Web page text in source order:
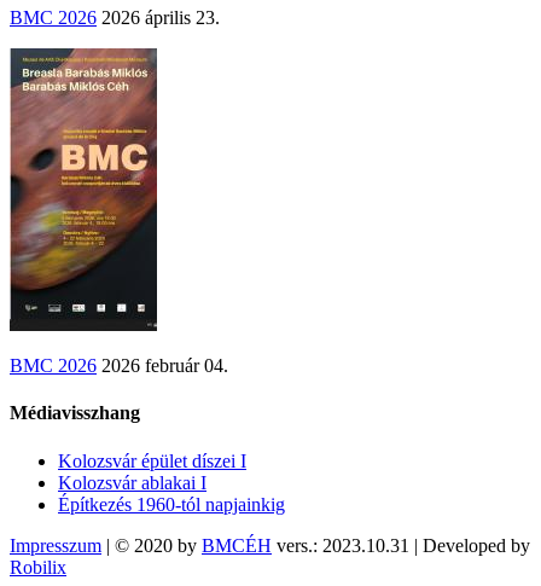
BMC 2026 2026 április 23.
BMC 2026 2026 február 04.
Médiavisszhang
Kolozsvár épület díszei I
Kolozsvár ablakai I
Építkezés 1960-tól napjainkig
Impresszum | © 2020 by BMCÉH vers.: 2023.10.31 | Developed by
Robilix